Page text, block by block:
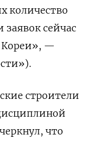
количество
заявок сейчас
», —
строители
что